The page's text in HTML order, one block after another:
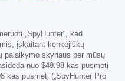
„SpyHunter“, kad
įskaitant kenkėjiškų
palaikymo skyriaus per mūsų
nuo $49.98 kas pusmetį
kas pusmetį („SpyHunter Pro